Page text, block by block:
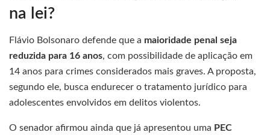
na lei?
Flávio Bolsonaro defende que a maioridade penal seja
reduzida para 16 anos, com possibilidade de aplicação em
14 anos para crimes considerados mais graves. A proposta,
segundo ele, busca endurecer o tratamento jurídico para
adolescentes envolvidos em delitos violentos.
O senador afirmou ainda que já apresentou uma PEC